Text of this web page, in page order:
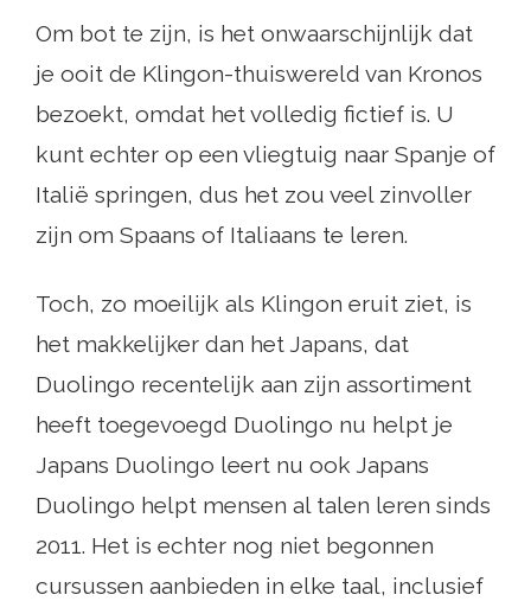
Om bot te zijn, is het onwaarschijnlijk dat
je ooit de Klingon-thuiswereld van Kronos
bezoekt, omdat het volledig fictief is. U
kunt echter op een vliegtuig naar Spanje of
Italië springen, dus het zou veel zinvoller
zijn om Spaans of Italiaans te leren.
Toch, zo moeilijk als Klingon eruit ziet, is
het makkelijker dan het Japans, dat
Duolingo recentelijk aan zijn assortiment
heeft toegevoegd Duolingo nu helpt je
Japans Duolingo leert nu ook Japans
Duolingo helpt mensen al talen leren sinds
2011. Het is echter nog niet begonnen
cursussen aanbieden in elke taal, inclusief